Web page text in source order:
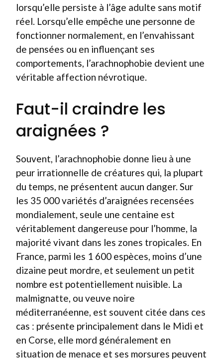
lorsqu’elle persiste à l’âge adulte sans motif
réel. Lorsqu’elle empêche une personne de
fonctionner normalement, en l’envahissant
de pensées ou en influençant ses
comportements, l’arachnophobie devient une
véritable affection névrotique.
Faut-il craindre les
araignées ?
Souvent, l’arachnophobie donne lieu à une
peur irrationnelle de créatures qui, la plupart
du temps, ne présentent aucun danger. Sur
les 35 000 variétés d’araignées recensées
mondialement, seule une centaine est
véritablement dangereuse pour l’homme, la
majorité vivant dans les zones tropicales. En
France, parmi les 1 600 espèces, moins d’une
dizaine peut mordre, et seulement un petit
nombre est potentiellement nuisible. La
malmignatte, ou veuve noire
méditerranéenne, est souvent citée dans ces
cas : présente principalement dans le Midi et
en Corse, elle mord généralement en
situation de menace et ses morsures peuvent